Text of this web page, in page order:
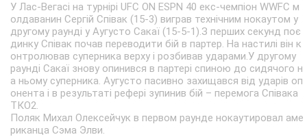
У Лас-Вегасі на турнірі UFC ON ESPN 40 екс-чемпіон WWFC м
олдаванин Сергій Співак (15-3) виграв технічним нокаутом у
другому раунді у Аугусто Сакаї (15-5-1).З перших секунд поє
динку Співак почав переводити бій в партер. На настилі він к
онтролював суперника верху і розбивав ударами.У другому
раунді Сакаї знову опинився в партері спиною до сидячого н
а ньому суперника. Аугусто пасивно захищався від ударів оп
онента і в результаті рефері зупинив бій – перемога Співака
ТКО2.
Поляк Михал Олексейчук в первом раунде нокаутировал аме
риканца Сэма Элви.